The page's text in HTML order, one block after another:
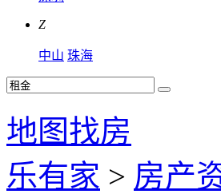
Z
中山 珠海
地图找房
乐有家 > 房产